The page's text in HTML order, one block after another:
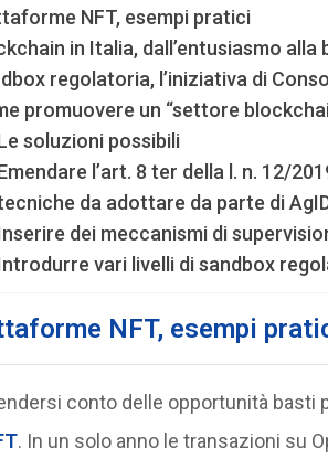
NFT, esempi pratici
in Italia, dall’entusiasmo
regolatoria, l’iniziativa di
promuovere un “settore
soluzioni possibili
l’art. 8 ter della l. n. 12/
da adottare da parte di
dei meccanismi di
vari livelli di sandbox
NFT, esempi
conto delle opportunità basti
. In un solo anno le transazioni su